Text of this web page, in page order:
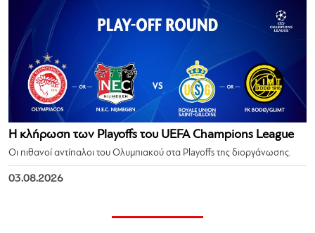
Η κλήρωση των Playoffs του UEFA Champions League
Οι πιθανοί αντίπαλοι του Ολυμπιακού στα Playoffs της διοργάνωσης.
03.08.2026